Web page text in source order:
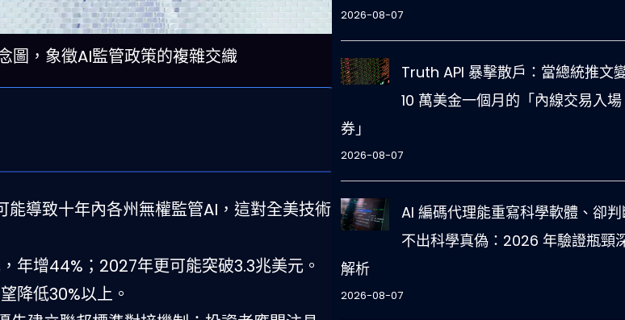
，象徵AI監管政策的複雜交織
導致十年內各州無權監管AI，這對全美技術
年增44%；2027年更可能突破3.3兆美元。
降低30%以上。
2026-08-07
Truth API 暴擊散戶：當總統推文
10 萬美金一個月的「內線交易入場
券」
2026-08-07
AI 編碼代理能重寫科學軟體、卻
不出科學真偽：2026 年驗證瓶頸
解析
2026-08-07